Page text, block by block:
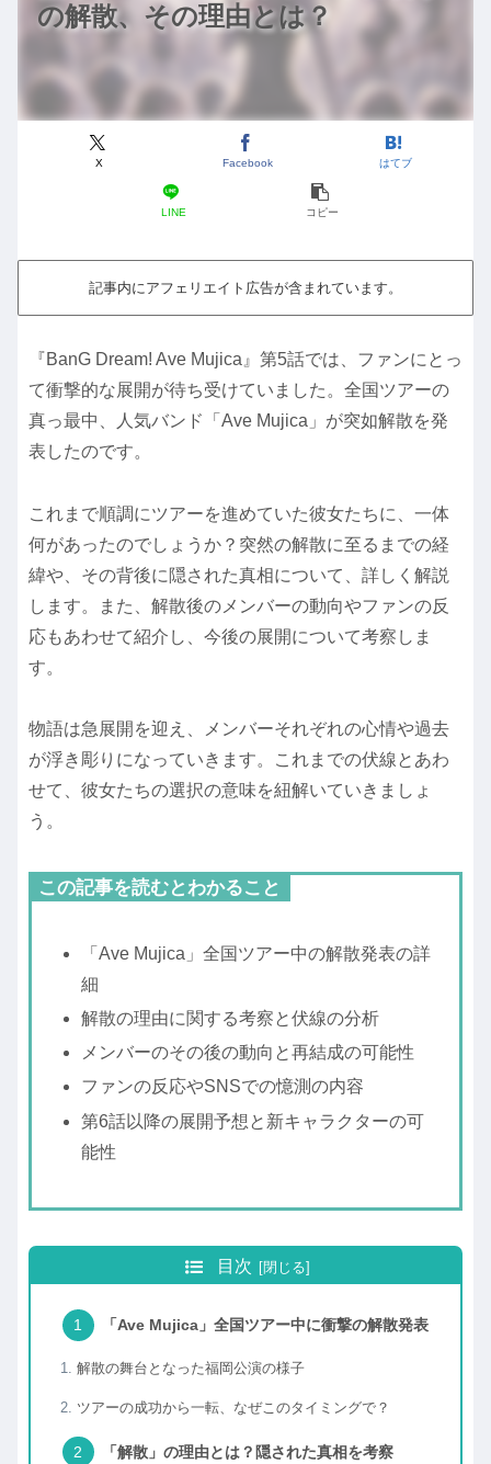
の解散、その理由とは？
X Facebook はてブ
LINE コピー
記事内にアフェリエイト広告が含まれています。
『BanG Dream! Ave Mujica』第5話では、ファンにとっ
て衝撃的な展開が待ち受けていました。全国ツアーの
真っ最中、人気バンド「Ave Mujica」が突如解散を発
表したのです。
これまで順調にツアーを進めていた彼女たちに、一体
何があったのでしょうか？突然の解散に至るまでの経
緯や、その背後に隠された真相について、詳しく解説
します。また、解散後のメンバーの動向やファンの反
応もあわせて紹介し、今後の展開について考察しま
す。
物語は急展開を迎え、メンバーそれぞれの心情や過去
が浮き彫りになっていきます。これまでの伏線とあわ
せて、彼女たちの選択の意味を紐解いていきましょ
う。
この記事を読むとわかること
「Ave Mujica」全国ツアー中の解散発表の詳
細
解散の理由に関する考察と伏線の分析
メンバーのその後の動向と再結成の可能性
ファンの反応やSNSでの憶測の内容
第6話以降の展開予想と新キャラクターの可
能性
目次
「Ave Mujica」全国ツアー中に衝撃の解散発表
解散の舞台となった福岡公演の様子
ツアーの成功から一転、なぜこのタイミングで？
「解散」の理由とは？隠された真相を考察